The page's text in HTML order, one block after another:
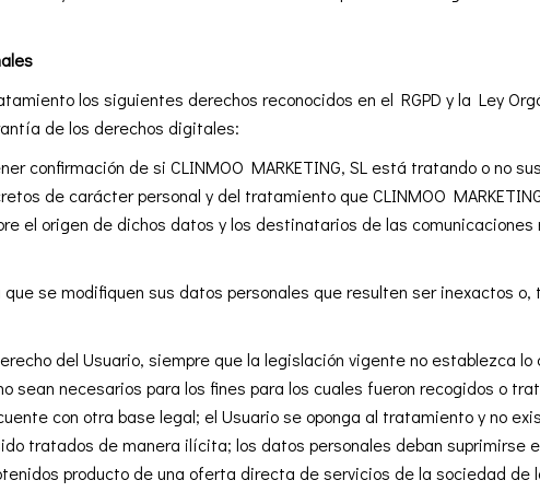
los siguientes derechos reconocidos en el RGPD y la Ley
de los derechos digitales:
confirmación de si CLINMOO MARKETING, SL está tratando o no
de carácter personal y del tratamiento que CLINMOO
el origen de dichos datos y los destinatarios de las
se modifiquen sus datos personales que resulten ser inexactos o,
del Usuario, siempre que la legislación vigente no establezca
sean necesarios para los fines para los cuales fueron recogidos o
con otra base legal; el Usuario se oponga al tratamiento y no
tratados de manera ilícita; los datos personales deban suprimirse
producto de una oferta directa de servicios de la sociedad de